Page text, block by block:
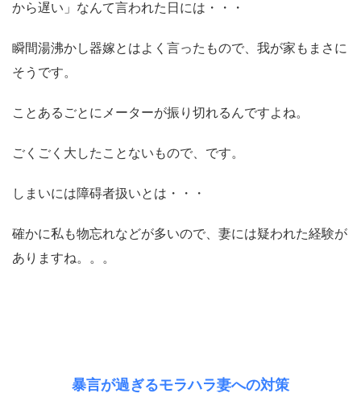
から遅い」なんて言われた日には・・・
瞬間湯沸かし器嫁とはよく言ったもので、我が家もまさに
そうです。
ことあるごとにメーターが振り切れるんですよね。
ごくごく大したことないもので、です。
しまいには障碍者扱いとは・・・
確かに私も物忘れなどが多いので、妻には疑われた経験が
ありますね。。。
暴言が過ぎるモラハラ妻への対策